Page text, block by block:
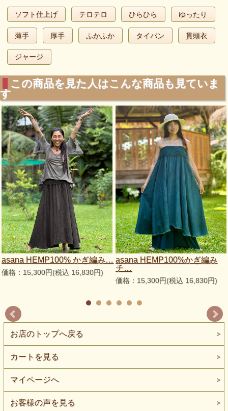
ソフト仕上げ テロテロ ひらひら ゆったり
薄手 厚手 ふかふか タイパン 貫頭衣
ジャージ
この商品を見た人はこんな商品も見ていま
す
asana HEMP100% かぎ編み…
価格：15,300円(税込 16,830円)
asana HEMP100%かぎ編み
チ…
価格：15,300円(税込 16,830円)
お店のトップへ戻る
カートを見る
マイページへ
お客様の声を見る